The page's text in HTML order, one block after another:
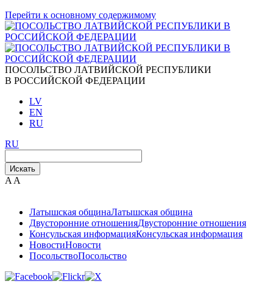
Перейти к основному содержимому
ПОСОЛЬСТВО ЛАТВИЙСКОЙ РЕСПУБЛИКИ
В РОССИЙСКОЙ ФЕДЕРАЦИИ
LV
EN
RU
RU
Искать
A A
Латышская общинаЛатышская община
Двусторонние отношенияДвусторонние отношения
Консульская информацияКонсульская информация
НовостиНовости
ПосольствоПосольство